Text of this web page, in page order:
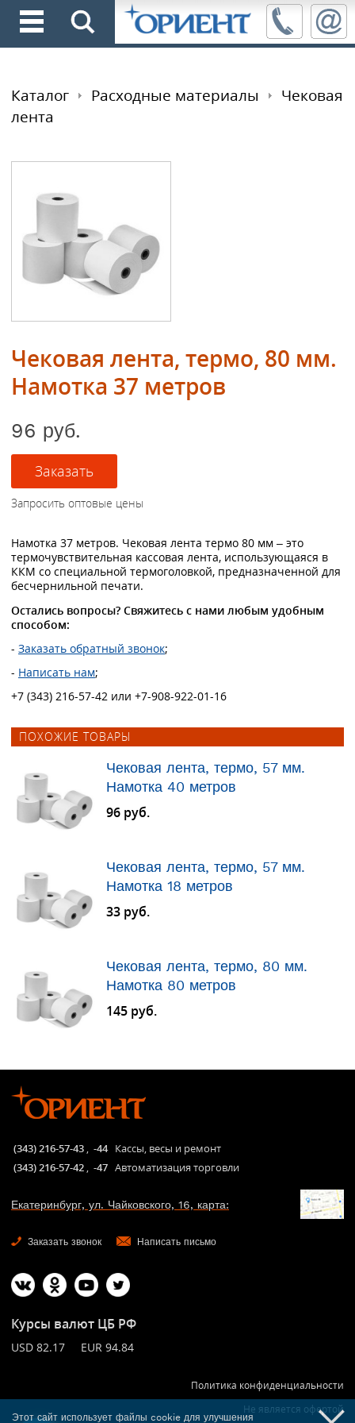
Каталог Расходные материалы
Чековая
лента
Чековая лента, термо, 80 мм.
Намотка 37 метров
96 руб.
Намотка 37 метров. Чековая лента термо 80 мм – это
термочувствительная кассовая лента, использующаяся в
ККМ со специальной термоголовкой, предназначенной для
бесчернильной печати.
Остались вопросы? Свяжитесь с нами любым удобным
способом:
- Заказать обратный звонок;
- Написать нам;
+7 (343) 216-57-42 или +7-908-922-01-16
ПОХОЖИЕ ТОВАРЫ
Чековая лента, термо, 57 мм.
Намотка 40 метров
96 руб.
Чековая лента, термо, 57 мм.
Намотка 18 метров
33 руб.
Чековая лента, термо, 80 мм.
Намотка 80 метров
145 руб.
(343) 216-57-43 , -44 Кассы, весы и ремонт
(343) 216-57-42 , -47 Автоматизация торговли
Екатеринбург, ул. Чайковского, 16, карта:
Заказать звонок Написать письмо
Курсы валют ЦБ РФ
USD 82.17 EUR 94.84
Политика конфиденциальности
Не является офертой
Этот сайт использует файлы cookie для улучшения